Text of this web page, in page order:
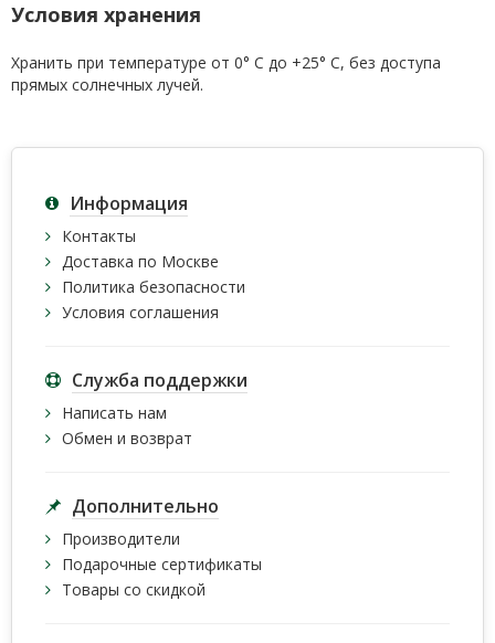
Условия хранения
Хранить при температуре от 0° С до +25° С, без доступа
прямых солнечных лучей.
Информация
Контакты
Доставка по Москве
Политика безопасности
Условия соглашения
Служба поддержки
Написать нам
Обмен и возврат
Дополнительно
Производители
Подарочные сертификаты
Товары со скидкой